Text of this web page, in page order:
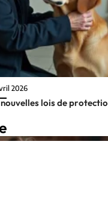
2026
nouvelles lois de